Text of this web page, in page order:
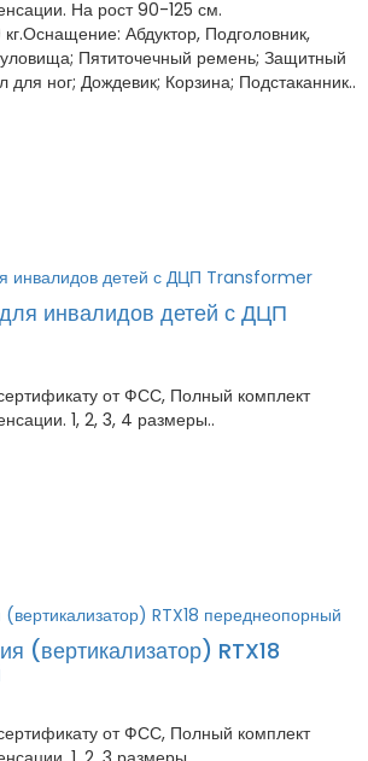
На рост 90-125 см.
Абдуктор, Подголовник,
Пятиточечный ремень; Защитный
ног; Дождевик; Корзина; Подстаканник..
инвалидов детей с ДЦП
от ФСС, Полный комплект
1, 2, 3, 4 размеры..
(вертикализатор) RTX18
от ФСС, Полный комплект